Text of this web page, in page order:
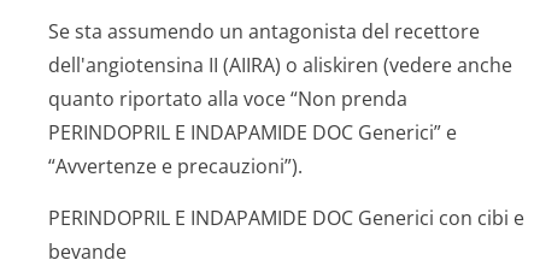
Se sta assumendo un antagonista del recettore
dell'angiotensina II (AIIRA) o aliskiren (vedere anche
quanto riportato alla voce “Non prenda
PERINDOPRIL E INDAPAMIDE DOC Generici” e
“Avvertenze e precauzioni”).
PERINDOPRIL E INDAPAMIDE DOC Generici con cibi e
bevande